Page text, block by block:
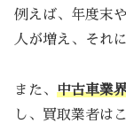
例えば、年度末
人が増え、それ
また、 中古車業
し、買取業者は